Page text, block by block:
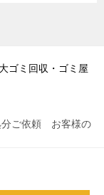
ゴミ回収・ゴミ屋
分ご依頼 お客様の